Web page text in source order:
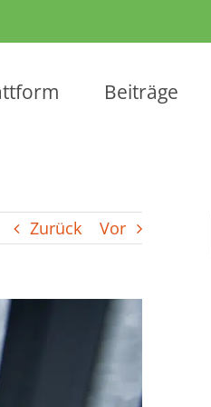
Beiträge
Zurück Vor